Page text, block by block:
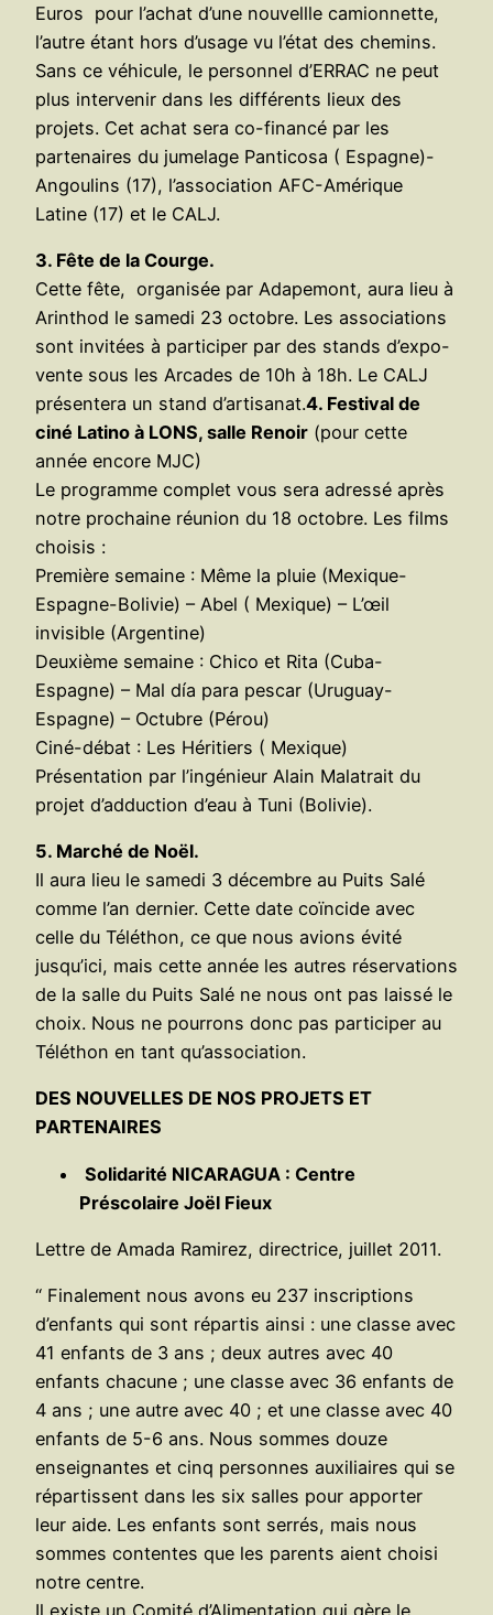
Euros pour l’achat d’une nouvellle camionnette,
l’autre étant hors d’usage vu l’état des chemins.
Sans ce véhicule, le personnel d’ERRAC ne peut
plus intervenir dans les différents lieux des
projets. Cet achat sera co-financé par les
partenaires du jumelage Panticosa ( Espagne)-
Angoulins (17), l’association AFC-Amérique
Latine (17) et le CALJ.
3. Fête de la Courge.
Cette fête, organisée par Adapemont, aura lieu à
Arinthod le samedi 23 octobre. Les associations
sont invitées à participer par des stands d’expo-
vente sous les Arcades de 10h à 18h. Le CALJ
présentera un stand d’artisanat.4. Festival de
ciné Latino à LONS, salle Renoir (pour cette
année encore MJC)
Le programme complet vous sera adressé après
notre prochaine réunion du 18 octobre. Les films
choisis :
Première semaine : Même la pluie (Mexique-
Espagne-Bolivie) – Abel ( Mexique) – L’œil
invisible (Argentine)
Deuxième semaine : Chico et Rita (Cuba-
Espagne) – Mal día para pescar (Uruguay-
Espagne) – Octubre (Pérou)
Ciné-débat : Les Héritiers ( Mexique)
Présentation par l’ingénieur Alain Malatrait du
projet d’adduction d’eau à Tuni (Bolivie).
5. Marché de Noël.
Il aura lieu le samedi 3 décembre au Puits Salé
comme l’an dernier. Cette date coïncide avec
celle du Téléthon, ce que nous avions évité
jusqu’ici, mais cette année les autres réservations
de la salle du Puits Salé ne nous ont pas laissé le
choix. Nous ne pourrons donc pas participer au
Téléthon en tant qu’association.
DES NOUVELLES DE NOS PROJETS ET
PARTENAIRES
Solidarité NICARAGUA : Centre
Préscolaire Joël Fieux
Lettre de Amada Ramirez, directrice, juillet 2011.
“ Finalement nous avons eu 237 inscriptions
d’enfants qui sont répartis ainsi : une classe avec
41 enfants de 3 ans ; deux autres avec 40
enfants chacune ; une classe avec 36 enfants de
4 ans ; une autre avec 40 ; et une classe avec 40
enfants de 5-6 ans. Nous sommes douze
enseignantes et cinq personnes auxiliaires qui se
répartissent dans les six salles pour apporter
leur aide. Les enfants sont serrés, mais nous
sommes contentes que les parents aient choisi
notre centre.